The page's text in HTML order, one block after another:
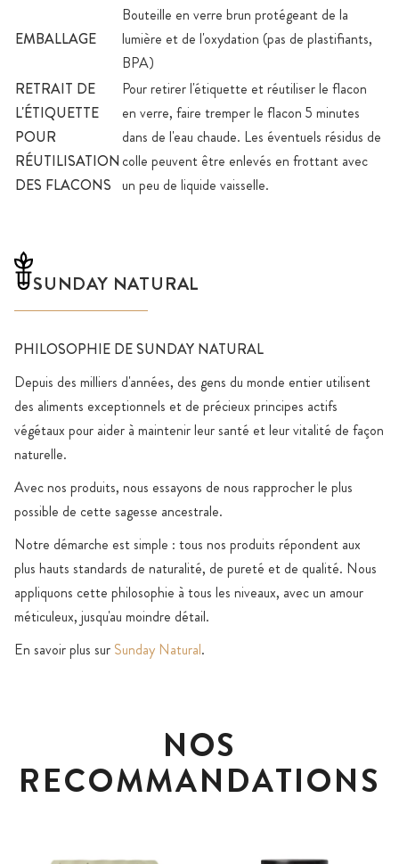
EMBALLAGE
Bouteille en verre brun protégeant de la
lumière et de l'oxydation (pas de plastifiants,
BPA)
RETRAIT DE
L'ÉTIQUETTE
POUR
RÉUTILISATION
DES FLACONS
Pour retirer l'étiquette et réutiliser le flacon
en verre, faire tremper le flacon 5 minutes
dans de l'eau chaude. Les éventuels résidus de
colle peuvent être enlevés en frottant avec
un peu de liquide vaisselle.
SUNDAY NATURAL
PHILOSOPHIE DE SUNDAY NATURAL
Depuis des milliers d'années, des gens du monde entier utilisent
des aliments exceptionnels et de précieux principes actifs
végétaux pour aider à maintenir leur santé et leur vitalité de façon
naturelle.
Avec nos produits, nous essayons de nous rapprocher le plus
possible de cette sagesse ancestrale.
Notre démarche est simple : tous nos produits répondent aux
plus hauts standards de naturalité, de pureté et de qualité. Nous
appliquons cette philosophie à tous les niveaux, avec un amour
méticuleux, jusqu'au moindre détail.
En savoir plus sur Sunday Natural.
NOS
RECOMMANDATIONS